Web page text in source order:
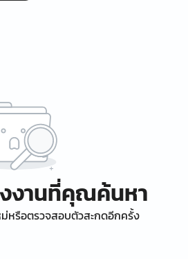
งานที่คุณค้นหา
หรือตรวจสอบตัวสะกดอีกครั้ง